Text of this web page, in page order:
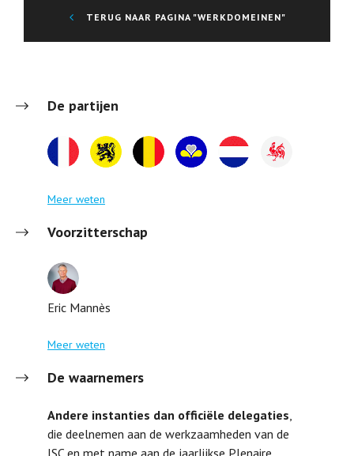
TERUG NAAR PAGINA "WERKDOMEINEN"
De partijen
Meer weten
Voorzitterschap
Eric Mannès
Meer weten
De waarnemers
Andere instanties dan officiële delegaties,
die deelnemen aan de werkzaamheden van de
ISC en met name aan de jaarlijkse Plenaire